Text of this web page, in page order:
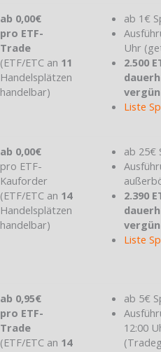
ab 0,00€
pro ETF-
Trade
(ETF/ETC an 11
Handelsplätzen
handelbar)
ab 1€
Uhr
2.500
Liste
ab 0,00€
pro ETF-
Kauforder
(ETF/ETC an 14
Handelsplätzen
handelbar)
ab 25€
2.390
Liste
ab 0,95€
pro ETF-
Trade
(ETF/ETC an 14
ab 5€
12:00